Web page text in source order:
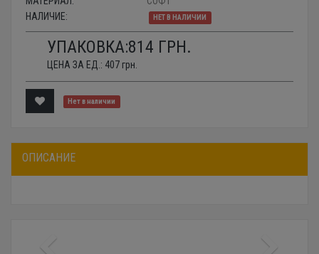
НАЛИЧИЕ:
НЕТ В НАЛИЧИИ
УПАКОВКА:814 ГРН.
ЦЕНА ЗА ЕД.: 407 грн.
Нет в наличии
ОПИСАНИЕ